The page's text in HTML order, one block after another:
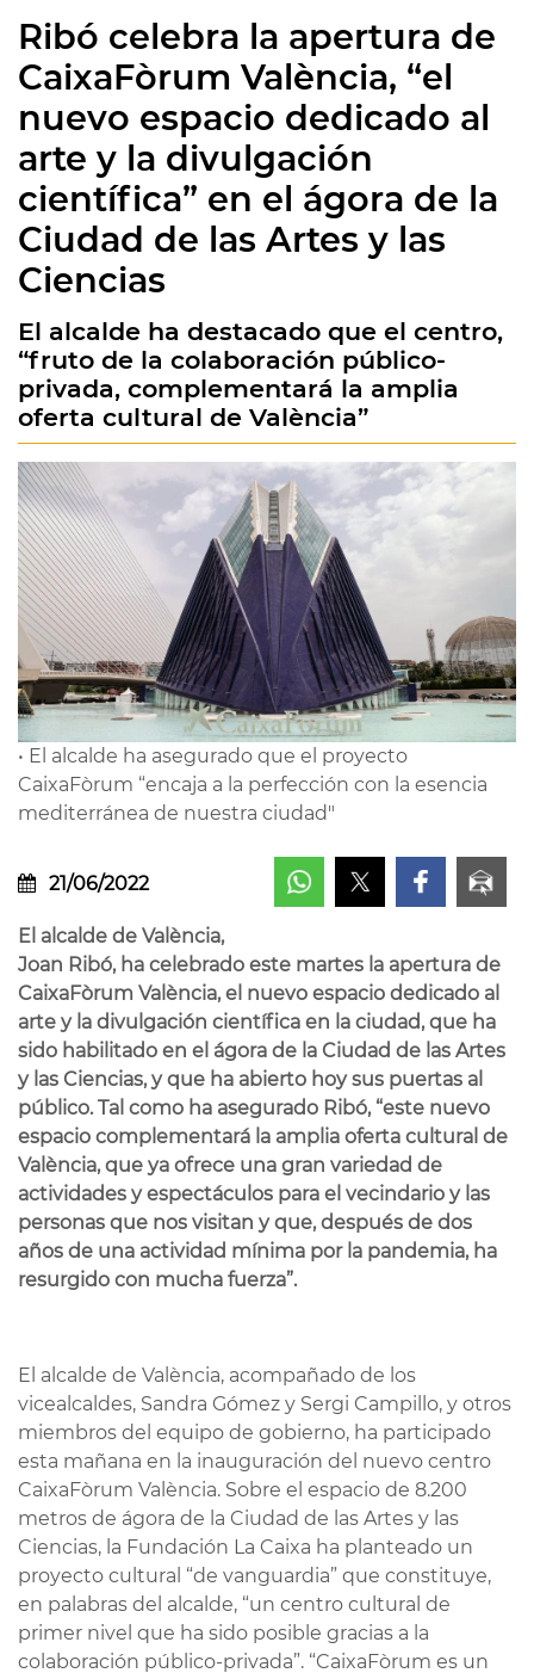
Ribó celebra la apertura de
CaixaFòrum València, “el
nuevo espacio dedicado al
arte y la divulgación
científica” en el ágora de la
Ciudad de las Artes y las
Ciencias
El alcalde ha destacado que el centro,
“fruto de la colaboración público-
privada, complementará la amplia
oferta cultural de València”
• El alcalde ha asegurado que el proyecto
CaixaFòrum “encaja a la perfección con la esencia
mediterránea de nuestra ciudad"
21/06/2022
El alcalde de València,
Joan Ribó, ha celebrado este martes la apertura de
CaixaFòrum València, el nuevo espacio dedicado al
arte y la divulgación científica en la ciudad, que ha
sido habilitado en el ágora de la Ciudad de las Artes
y las Ciencias, y que ha abierto hoy sus puertas al
público. Tal como ha asegurado Ribó, “este nuevo
espacio complementará la amplia oferta cultural de
València, que ya ofrece una gran variedad de
actividades y espectáculos para el vecindario y las
personas que nos visitan y que, después de dos
años de una actividad mínima por la pandemia, ha
resurgido con mucha fuerza”.
El alcalde de València, acompañado de los
vicealcaldes, Sandra Gómez y Sergi Campillo, y otros
miembros del equipo de gobierno, ha participado
esta mañana en la inauguración del nuevo centro
CaixaFòrum València. Sobre el espacio de 8.200
metros de ágora de la Ciudad de las Artes y las
Ciencias, la Fundación La Caixa ha planteado un
proyecto cultural “de vanguardia” que constituye,
en palabras del alcalde, “un centro cultural de
primer nivel que ha sido posible gracias a la
colaboración público-privada”. “CaixaFòrum es un